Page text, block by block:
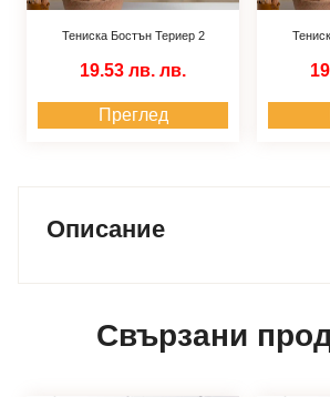
Тениска Бостън Териер 2
19.53 лв. лв.
Преглед
Описание
Свързани